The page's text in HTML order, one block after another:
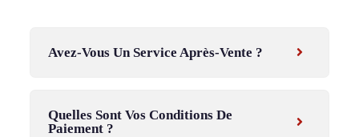
Avez-Vous Un Service Après-Vente ?
Quelles Sont Vos Conditions De
Paiement ?